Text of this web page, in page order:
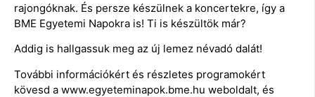
rajongóknak. És persze készülnek a koncertekre, így a
BME Egyetemi Napokra is! Ti is készültök már?
Addig is hallgassuk meg az új lemez névadó dalát!
További információkért és részletes programokért
kövesd a www.egyeteminapok.bme.hu weboldalt, és